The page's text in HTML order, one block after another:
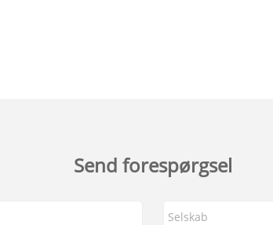
Send forespørgsel